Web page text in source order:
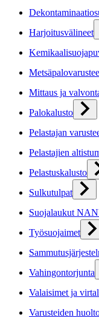
Harjoitusvälineet
Mittaus ja
Palokalusto
Pelastajan
Pelastajien
Pelastuskalusto
Sulkutulpat
Suojalaukut
Työsuojaimet
Vahingontorjunta
Valaisimet ja
Varusteiden